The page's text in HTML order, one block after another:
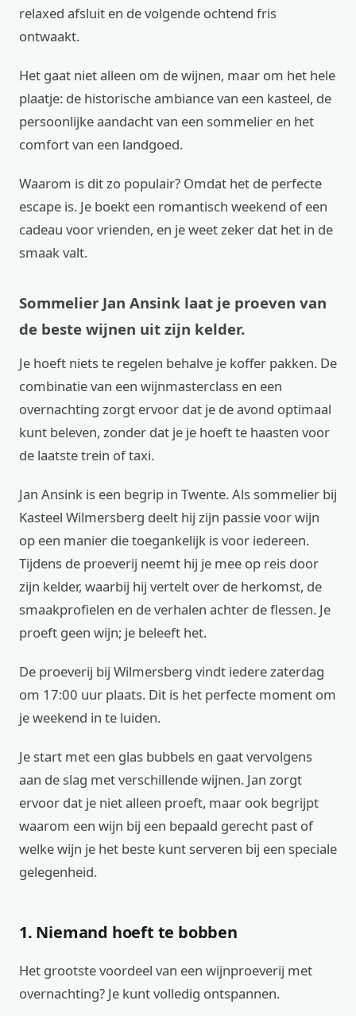
relaxed afsluit en de volgende ochtend fris
ontwaakt.
Het gaat niet alleen om de wijnen, maar om het hele
plaatje: de historische ambiance van een kasteel, de
persoonlijke aandacht van een sommelier en het
comfort van een landgoed.
Waarom is dit zo populair? Omdat het de perfecte
escape is. Je boekt een romantisch weekend of een
cadeau voor vrienden, en je weet zeker dat het in de
smaak valt.
Sommelier Jan Ansink laat je proeven van
de beste wijnen uit zijn kelder.
Je hoeft niets te regelen behalve je koffer pakken. De
combinatie van een wijnmasterclass en een
overnachting zorgt ervoor dat je de avond optimaal
kunt beleven, zonder dat je je hoeft te haasten voor
de laatste trein of taxi.
Jan Ansink is een begrip in Twente. Als sommelier bij
Kasteel Wilmersberg deelt hij zijn passie voor wijn
op een manier die toegankelijk is voor iedereen.
Tijdens de proeverij neemt hij je mee op reis door
zijn kelder, waarbij hij vertelt over de herkomst, de
smaakprofielen en de verhalen achter de flessen. Je
proeft geen wijn; je beleeft het.
De proeverij bij Wilmersberg vindt iedere zaterdag
om 17:00 uur plaats. Dit is het perfecte moment om
je weekend in te luiden.
Je start met een glas bubbels en gaat vervolgens
aan de slag met verschillende wijnen. Jan zorgt
ervoor dat je niet alleen proeft, maar ook begrijpt
waarom een wijn bij een bepaald gerecht past of
welke wijn je het beste kunt serveren bij een speciale
gelegenheid.
1. Niemand hoeft te bobben
Het grootste voordeel van een wijnproeverij met
overnachting? Je kunt volledig ontspannen.